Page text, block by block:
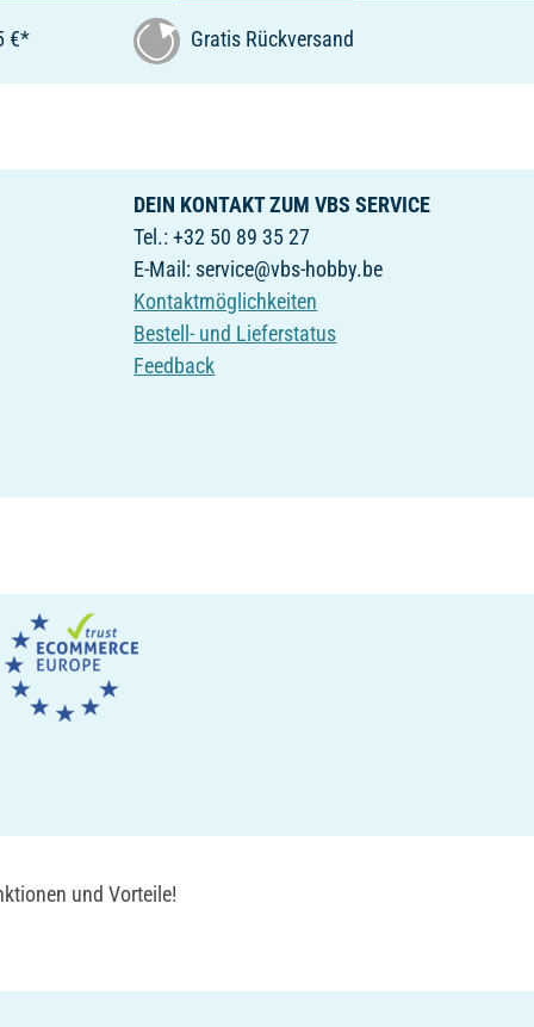
€* Gratis Rückversand
DEIN KONTAKT ZUM VBS SERVICE
Tel.: +32 50 89 35 27
E-Mail: service@vbs-hobby.be
Kontaktmöglichkeiten
Bestell- und Lieferstatus
Feedback
und Vorteile!